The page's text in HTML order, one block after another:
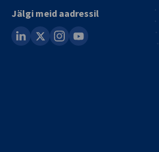
Jälgi meid aadressil
linkedin
instagram
youtube